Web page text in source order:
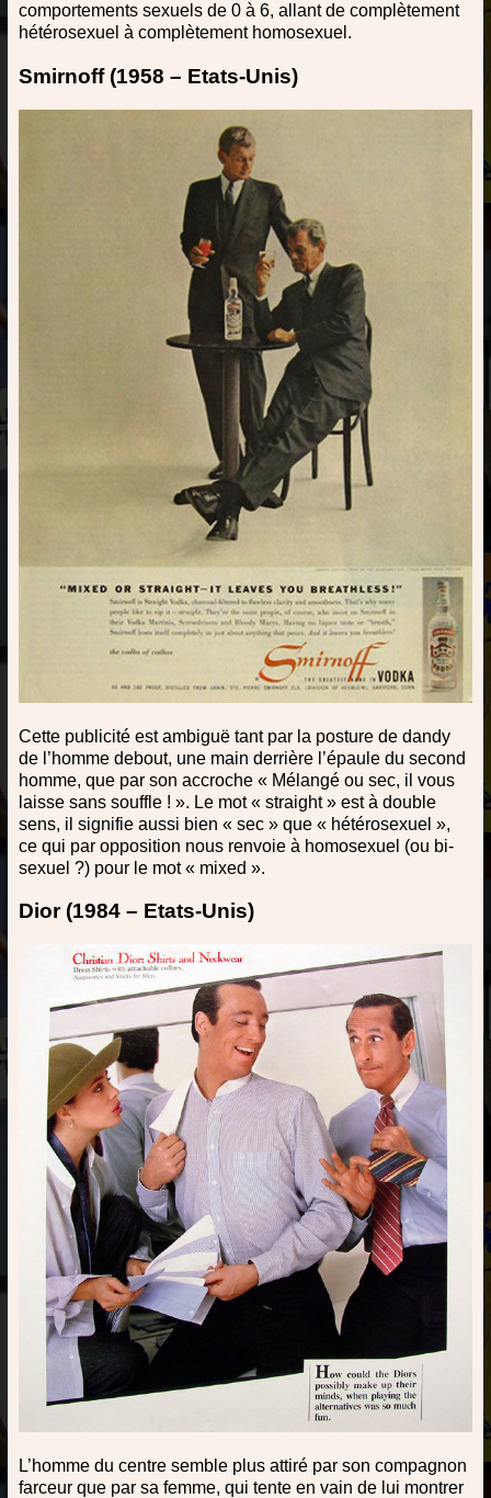
comportements sexuels de 0 à 6, allant de complètement
hétérosexuel à complètement homosexuel.
Smirnoff (1958 – Etats-Unis)
Cette publicité est ambiguë tant par la posture de dandy
de l’homme debout, une main derrière l’épaule du second
homme, que par son accroche « Mélangé ou sec, il vous
laisse sans souffle ! ». Le mot « straight » est à double
sens, il signifie aussi bien « sec » que « hétérosexuel »,
ce qui par opposition nous renvoie à homosexuel (ou bi-
sexuel ?) pour le mot « mixed ».
Dior (1984 – Etats-Unis)
L’homme du centre semble plus attiré par son compagnon
farceur que par sa femme, qui tente en vain de lui montrer